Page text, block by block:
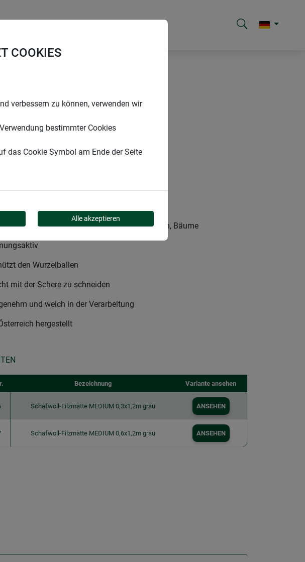
M
Winterschutz für Sträucher, Topfpflanzen, Bäume
den Wurzelballen
mit der Schere zu schneiden
und weich in der Verarbeitung
hergestellt
Bezeichnung Variante ansehen
Schafwoll-Filzmatte MEDIUM 0,3x1,2m grau ANSEHEN
Schafwoll-Filzmatte MEDIUM 0,6x1,2m grau ANSEHEN
COOKIES
verbessern zu können, verwenden wir
bestimmter Cookies
das Cookie Symbol am Ende der Seite
Alle akzeptieren